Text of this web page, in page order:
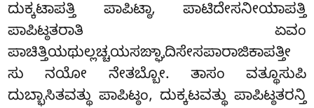
ದುಕ್ಕಟಾಪತ್ತಿ ಪಾಪಿಟ್ಠಾ, ಪಾಟಿದೇಸನೀಯಾಪತ್ತಿ
ಪಾಪಿಟ್ಠತರಾತಿ ಏವಂ
ಪಾಚಿತ್ತಿಯಥುಲ್ಲಚ್ಚಯಸಙ್ಘಾದಿಸೇಸಪಾರಾಜಿಕಾಪತ್ತೀ
ಸು ನಯೋ ನೇತಬ್ಬೋ. ತಾಸಂ ವತ್ಥೂಸುಪಿ
ದುಬ್ಭಾಸಿತವತ್ಥು ಪಾಪಿಟ್ಠಂ, ದುಕ್ಕಟವತ್ಥು ಪಾಪಿಟ್ಠತರನ್ತಿ